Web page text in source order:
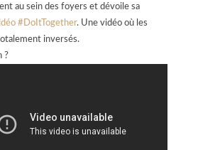
au sein des foyers et dévoile sa
#DoItTogether. Une vidéo où les
inversés.
?